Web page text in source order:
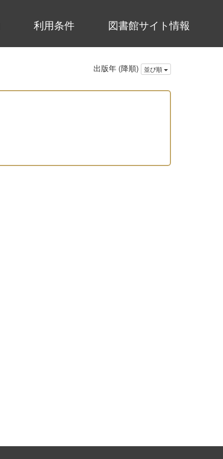
利用条件 図書館サイト情報
出版年 (降順) 並び順